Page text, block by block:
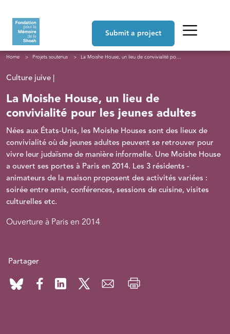
Submit a project
Breadcrumb
Home Projets soutenus La Moishe House, un lieu de convivialité pour les jeunes adultes
Culture juive |
La Moishe House, un lieu de
convivialité pour les jeunes adultes
Nées aux États-Unis, les Moishe Houses sont des lieux de
convivialité où de jeunes adultes peuvent se retrouver pour
vivre leur judaïsme de manière informelle. Une Moishe House
a ouvert ses portes à Paris en 2014. Les 3 résidents -
animateurs de la maison proposent des activités variées :
soirée entre amis, conférences, sessions de cuisine, visites
culturelles etc.
Ouverture à Paris en 2014
Partager